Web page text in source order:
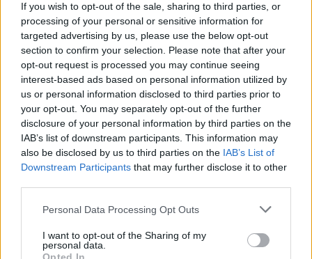
If you wish to opt-out of the sale, sharing to third parties, or
processing of your personal or sensitive information for
targeted advertising by us, please use the below opt-out
section to confirm your selection. Please note that after your
opt-out request is processed you may continue seeing
interest-based ads based on personal information utilized by
us or personal information disclosed to third parties prior to
your opt-out. You may separately opt-out of the further
disclosure of your personal information by third parties on the
IAB’s list of downstream participants. This information may
also be disclosed by us to third parties on the IAB’s List of
Downstream Participants that may further disclose it to other
Please note that this website/app uses one or more Google
not limited to your visit or usage behaviour. You may click to
grant or deny consent to Google and its third-party tags to
Personal Data Processing Opt Outs
I want to opt-out of the Sharing of my
personal data.
2026.08.05. Fazekas Adrián
Tragédiába torkollott a segítségnyújtás
elmulasztása, három kisújszállási lakos ellen
emeltek vádat
Halálos kimenetelű közúti baleset gondatlan okozása,
segítségnyújtás elmulasztása és bűnpártolás miatt áll bíróság
elé három kisújszállási...
JNSZ megyei hírek